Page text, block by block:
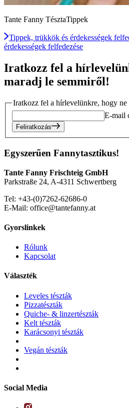
Tante Fanny TésztaTippek
Tippek, trükkök és érdekességek
érdekességek felfedezése
Iratkozz fel a
maradj le semmiről!
Iratkozz fel a hírlevelünkre, hogy
E-mail
Feliratkozás
Egyszerűen Fannytasztikus!
Tante Fanny Frischteig GmbH
Parkstraße 24, A-4311 Schwertberg
Tel: +43-(0)7262-62686-0
E-Mail: office@tantefanny.at
Gyorslinkek
Rólunk
Kapcsolat
Választék
Leveles tészták
Pizzatészták
Quiche- & linzertészták
Kelt tészták
Karácsonyi tészták
Vegán tészták
Social Media